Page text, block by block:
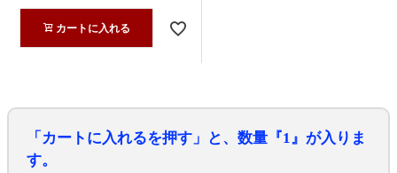
カートに入れる
「カートに入れるを押す」と、数量『1』が入りま
す。